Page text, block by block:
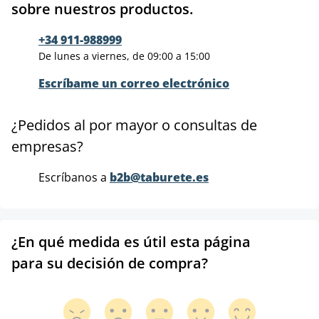
sobre nuestros productos.
+34 911-988999
De lunes a viernes, de 09:00 a 15:00
Escríbame un correo electrónico
¿Pedidos al por mayor o consultas de
empresas?
Escríbanos a b2b@taburete.es
¿En qué medida es útil esta página
para su decisión de compra?